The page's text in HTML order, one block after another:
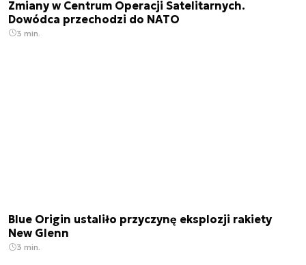
Zmiany w Centrum Operacji Satelitarnych.
Dowódca przechodzi do NATO
3 min.
Blue Origin ustaliło przyczynę eksplozji rakiety
New Glenn
3 min.